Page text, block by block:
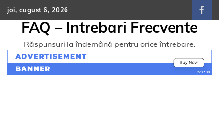
Skip
to
content
joi, august 6, 2026
FAQ – Intrebari Frecvente
Răspunsuri la îndemână pentru orice întrebare.